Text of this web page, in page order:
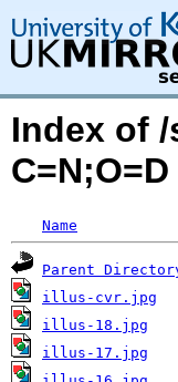
Index of
C=N;O=D
Name
Parent
illus-cvr.jpg
illus-18.jpg
illus-17.jpg